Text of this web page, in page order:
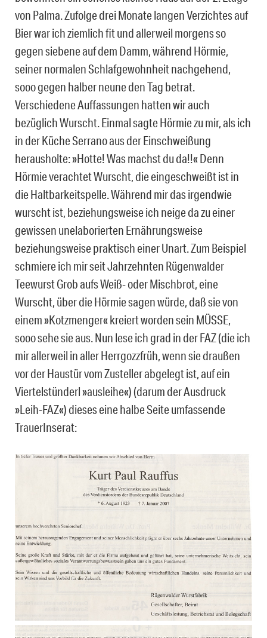
von Palma. Zufolge drei Monate langen Verzichtes auf
Bier war ich ziemlich fit und allerweil morgens so
gegen siebene auf dem Damm, während Hörmie,
seiner normalen Schlafgewohnheit nachgehend,
sooo gegen halber neune den Tag betrat.
Verschiedene Auffassungen hatten wir auch
bezüglich Wurscht. Einmal sagte Hörmie zu mir, als ich
in der Küche Serrano aus der Einschweißung
herausholte: »Hotte! Was machst du da!!« Denn
Hörmie verachtet Wurscht, die eingeschweißt ist in
die Haltbarkeitspelle. Während mir das irgendwie
wurscht ist, beziehungsweise ich neige da zu einer
gewissen unelaborierten Ernährungsweise
beziehungsweise praktisch einer Unart. Zum Beispiel
schmiere ich mir seit Jahrzehnten Rügenwalder
Teewurst Grob aufs Weiß- oder Mischbrot, eine
Wurscht, über die Hörmie sagen würde, daß sie von
einem »Kotzmenger« kreiert worden sein MÜSSE,
sooo sehe sie aus. Nun lese ich grad in der FAZ (die ich
mir allerweil in aller Herrgozzfrüh, wenn sie draußen
vor der Haustür vom Zusteller abgelegt ist, auf ein
Viertelstünderl »ausleihe«) (darum der Ausdruck
»Leih-FAZ«) dieses eine halbe Seite umfassende
TrauerInserat: